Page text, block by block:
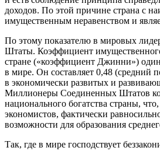
доходов. По этой причине страна с
имущественным неравенством и
По этому показателю в мировых
Штаты. Коэффициент
стране («коэффициент Джинни»)
в мире. Он составляет 0,48 (средний
в экономически развитых и
Миллионеры Соединенных Штатов
национального богатства страны,
экономистов, фактически
возможности для образования
Так, где в мире господствует